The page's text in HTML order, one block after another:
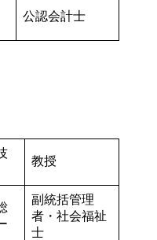
公認会計士
教授
副統括管理
者・社会福祉
士